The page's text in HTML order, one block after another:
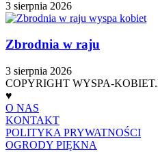
3 sierpnia 2026
Zbrodnia w raju
3 sierpnia 2026
COPYRIGHT WYSPA-
♥
O NAS
KONTAKT
POLITYKA PRYWATNOŚCI
OGRODY PIĘKNA